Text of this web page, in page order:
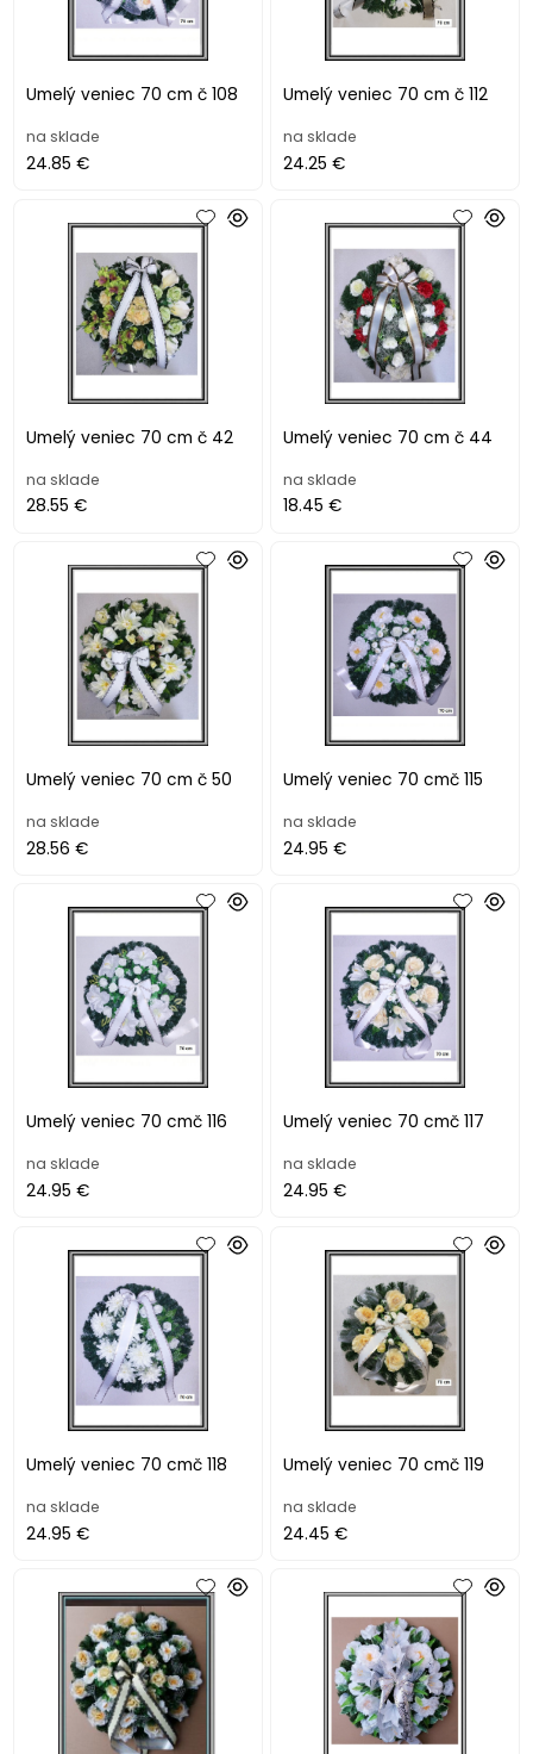
Umelý veniec 70 cm č 108
na sklade
24.85 €
Umelý veniec 70 cm č 112
na sklade
24.25 €
Umelý veniec 70 cm č 42
na sklade
28.55 €
Umelý veniec 70 cm č 44
na sklade
18.45 €
Umelý veniec 70 cm č 50
na sklade
28.56 €
Umelý veniec 70 cmč 115
na sklade
24.95 €
Umelý veniec 70 cmč 116
na sklade
24.95 €
Umelý veniec 70 cmč 117
na sklade
24.95 €
Umelý veniec 70 cmč 118
na sklade
24.95 €
Umelý veniec 70 cmč 119
na sklade
24.45 €